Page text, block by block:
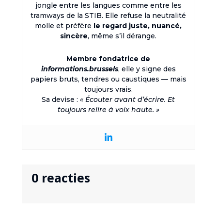
jongle entre les langues comme entre les
tramways de la STIB. Elle refuse la neutralité
molle et préfère le regard juste, nuancé,
sincère, même s’il dérange.
Membre fondatrice de
informations.brussels, elle y signe des
papiers bruts, tendres ou caustiques — mais
toujours vrais.
Sa devise :« Écouter avant d’écrire. Et
toujours relire à voix haute. »
0 reacties